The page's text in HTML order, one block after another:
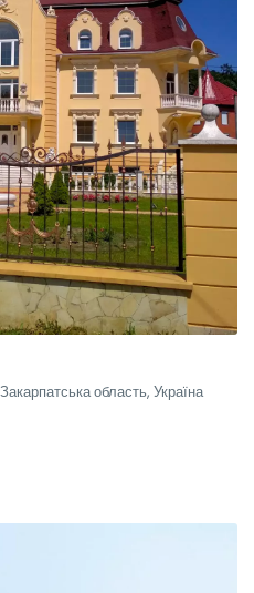
область, Україна